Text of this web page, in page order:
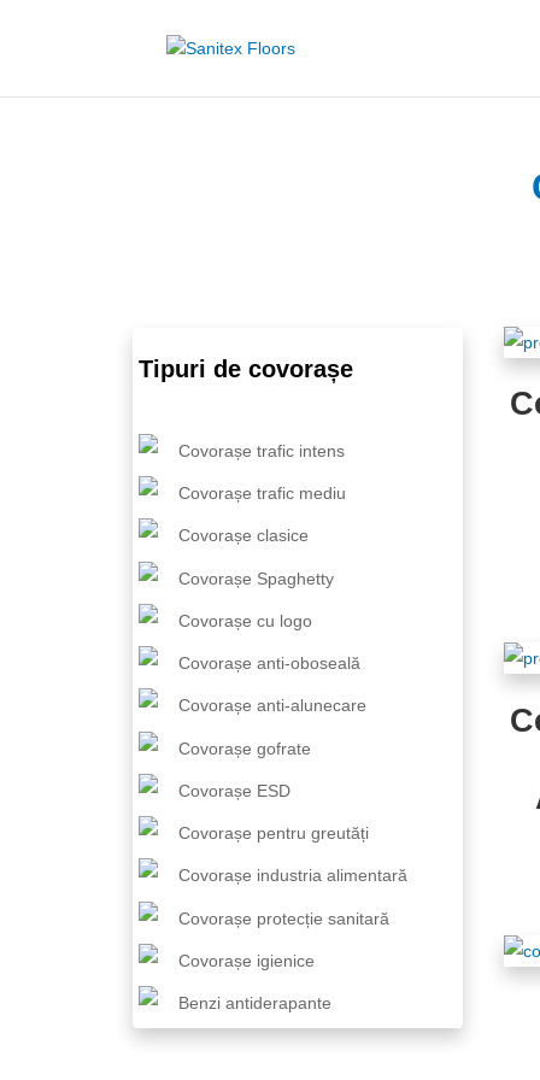
Tipuri de covorașe
Covorașe trafic intens
Covorașe trafic mediu
Covorașe clasice
Covorașe Spaghetty
Covorașe cu logo
Covorașe anti-oboseală
Covorașe anti-alunecare
Covorașe gofrate
Covorașe ESD
Covorașe pentru greutăți
Covorașe industria alimentară
Covorașe protecție sanitară
Covorașe igienice
Benzi antiderapante